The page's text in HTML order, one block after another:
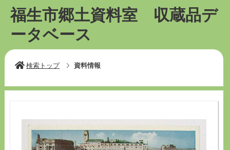
福生市郷土資料室 収蔵品デ
ータベース
検索トップ 資料情報